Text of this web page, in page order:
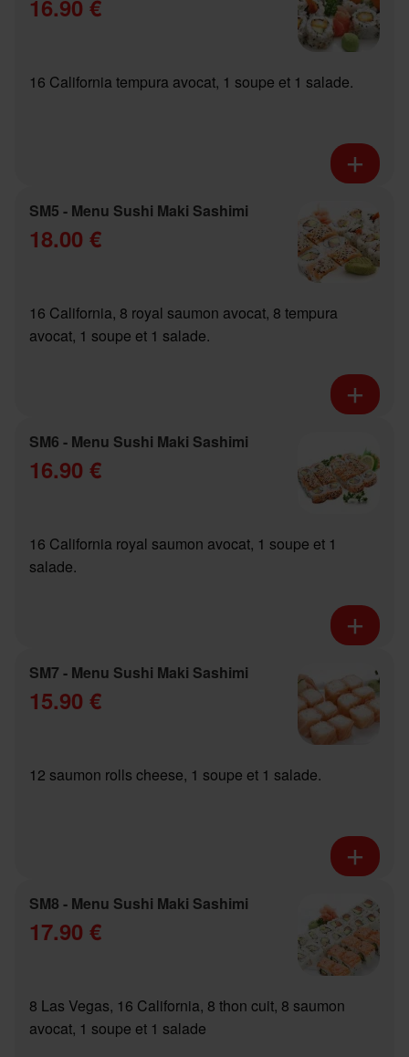
16.90 €
16 California tempura avocat, 1 soupe et 1 salade.
SM5 - Menu Sushi Maki Sashimi
18.00 €
16 California, 8 royal saumon avocat, 8 tempura
avocat, 1 soupe et 1 salade.
SM6 - Menu Sushi Maki Sashimi
16.90 €
16 California royal saumon avocat, 1 soupe et 1
salade.
SM7 - Menu Sushi Maki Sashimi
15.90 €
12 saumon rolls cheese, 1 soupe et 1 salade.
SM8 - Menu Sushi Maki Sashimi
17.90 €
8 Las Vegas, 16 California, 8 thon cuit, 8 saumon
avocat, 1 soupe et 1 salade